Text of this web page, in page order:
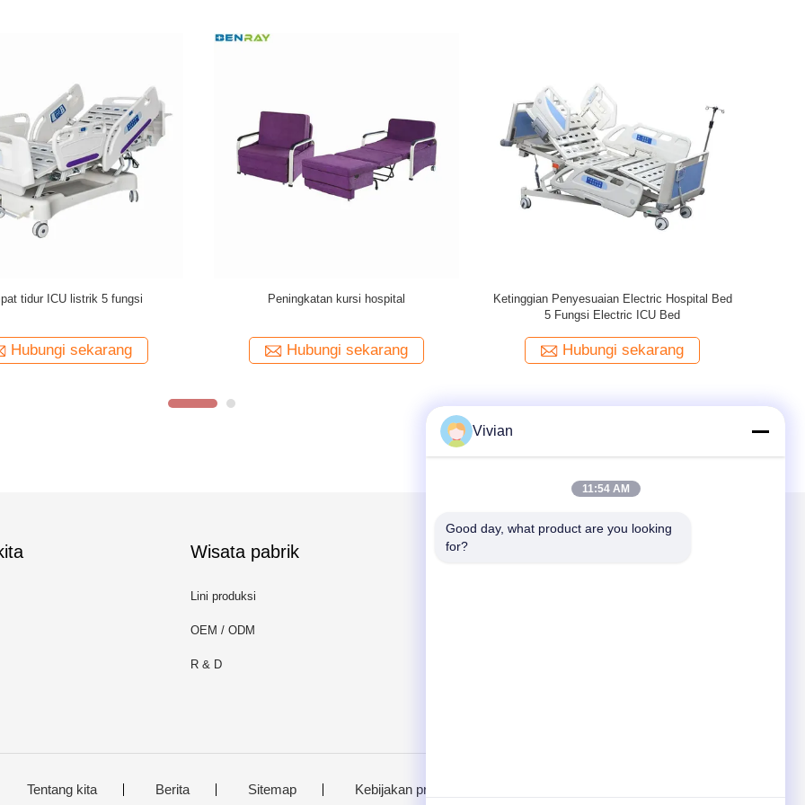
Anesthesia Trolley 780 X 475 X 920mm
Hubungi sekarang
Rumah Sakit mewah ICU Medis 5 Fungsi
Hubungi sekarang
Kursi Transfusi manual
Hubungi sekarang
Wisata pabrik
Lini produksi
OEM / ODM
R & D
Kirimkan Kami
Tentang kita Berita Sitemap Kebijakan pribadi
Vivian
11:54 AM
Good day, what product are you looking
for?